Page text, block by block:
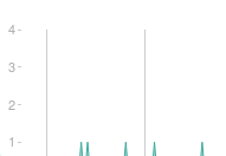
1
2
3
4